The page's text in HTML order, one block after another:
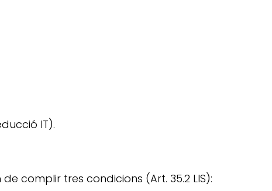
IT).
complir tres condicions (Art. 35.2 LIS):